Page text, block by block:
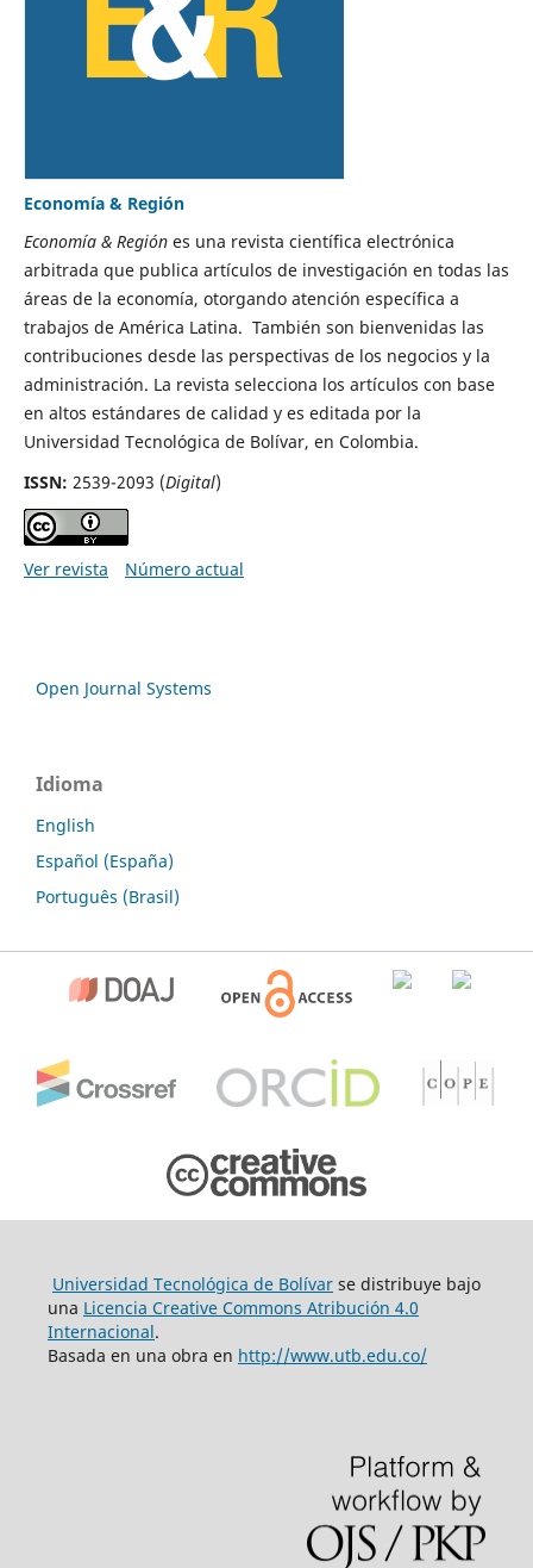
Economía & Región
Economía & Regiónes una revista científica electrónica
arbitrada que publica artículos de investigación en todas las
áreas de la economía, otorgando atención específica a
trabajos de América Latina. También son bienvenidas las
contribuciones desde las perspectivas de los negocios y la
administración. La revista selecciona los artículos con base
en altos estándares de calidad y es editada por la
Universidad Tecnológica de Bolívar, en Colombia.
ISSN: 2539-2093 (Digital)
Ver revista Número actual
Open Journal Systems
Idioma
English
Español (España)
Português (Brasil)
Universidad Tecnológica de Bolívarse distribuye bajo
una Licencia Creative Commons Atribución 4.0
Internacional.
Basada en una obra en http://www.utb.edu.co/